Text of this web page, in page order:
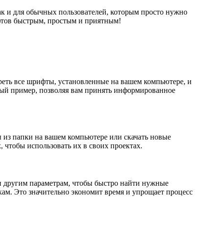
и для обычных пользователей, которым просто нужно
быстрым, простым и приятным!
все шрифты, установленные на вашем компьютере, и
пример, позволяя вам принять информированное
папки на вашем компьютере или скачать новые
использовать их в своих проектах.
параметрам, чтобы быстро найти нужные
Это значительно экономит время и упрощает процесс